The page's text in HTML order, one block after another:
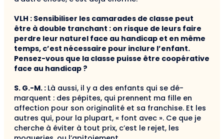
VLH : Sensibiliser les camarades de classe peut
être à double tranchant : on risque de leurs faire
perdre leur naturel face au handicap et en même
temps, c’est nécessaire pour inclure l’enfant.
Pensez-vous que la classe puisse être coopérative
face au handicap ?
S. G.-M. : Là aussi, il y a des enfants qui se dé­
marquent : des pépites, qui prennent ma fille en
affection pour son originalité et sa franchise. Et les
autres qui, pour la plupart, « font avec ». Ce que je
cherche à éviter à tout prix, c’est le rejet, les